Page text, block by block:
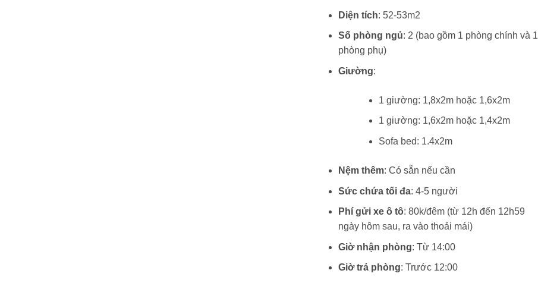
Diện tích: 52-53m2
Số phòng ngủ: 2 (bao gồm 1 phòng chính và 1
phòng phụ)
Giường:
1 giường: 1,8x2m hoặc 1,6x2m
1 giường: 1,6x2m hoặc 1,4x2m
Sofa bed: 1.4x2m
Nệm thêm: Có sẵn nếu cần
Sức chứa tối đa: 4-5 người
Phí gửi xe ô tô: 80k/đêm (từ 12h đến 12h59
ngày hôm sau, ra vào thoải mái)
Giờ nhận phòng: Từ 14:00
Giờ trả phòng: Trước 12:00